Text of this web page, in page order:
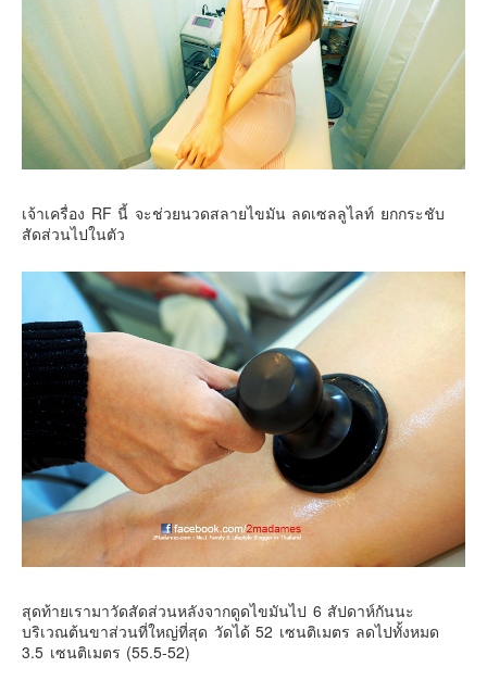
เจ้าเครื่อง RF นี้ จะช่วยนวดสลายไขมัน ลดเซลลูไลท์ ยกกระชับ
สัดส่วนไปในตัว
สุดท้ายเรามาวัดสัดส่วนหลังจากดูดไขมันไป 6 สัปดาห์กันนะ
บริเวณต้นขาส่วนที่ใหญ่ที่สุด วัดได้ 52 เซนติเมตร ลดไปทั้งหมด
3.5 เซนติเมตร (55.5-52)